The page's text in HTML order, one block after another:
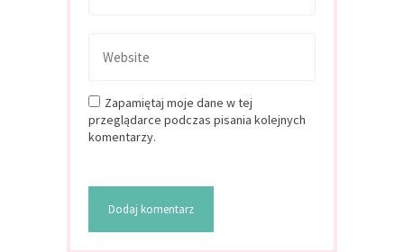
Zapamiętaj moje dane w tej
przeglądarce podczas pisania kolejnych
komentarzy.